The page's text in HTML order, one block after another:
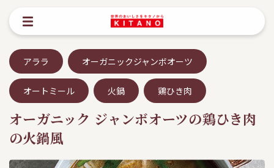
アララ オーガニックジャンボオーツ
オートミール 火鍋 鶏ひき肉
オーガニック ジャンボオーツの鶏ひき肉
の火鍋風